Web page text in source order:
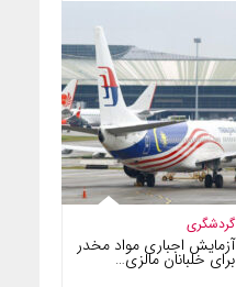
گردشگری
آزمایش اجباری مواد مخدر
برای خلبانان مالزی…